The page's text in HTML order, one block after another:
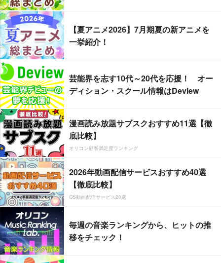
【夏アニメ2026】7月期夏の新アニメを
一挙紹介！
芸能界を志す10代～20代を応援！ オー
ディション・スクール情報はDeview
漫画読み放題サブスクおすすめ11選【徹
底比較】
オリコン顧客満足度ランキング
2026年動画配信サービスおすすめ40選
【徹底比較】
CS動画配信サービス20選
毎週の音楽ランキングから、ヒットの推
移をチェック！